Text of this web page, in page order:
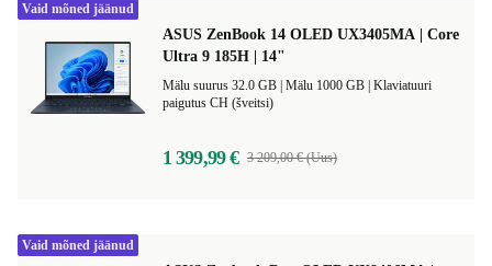
ASUS ZenBook 14 OLED UX3405MA | Core
Ultra 9 185H | 14"
Klaviatuuri
paigutus CH (šveitsi)
1 399,99 € 3 209,00 € (Uus)
Vaid mõned jäänud
Vaid mõned jäänud